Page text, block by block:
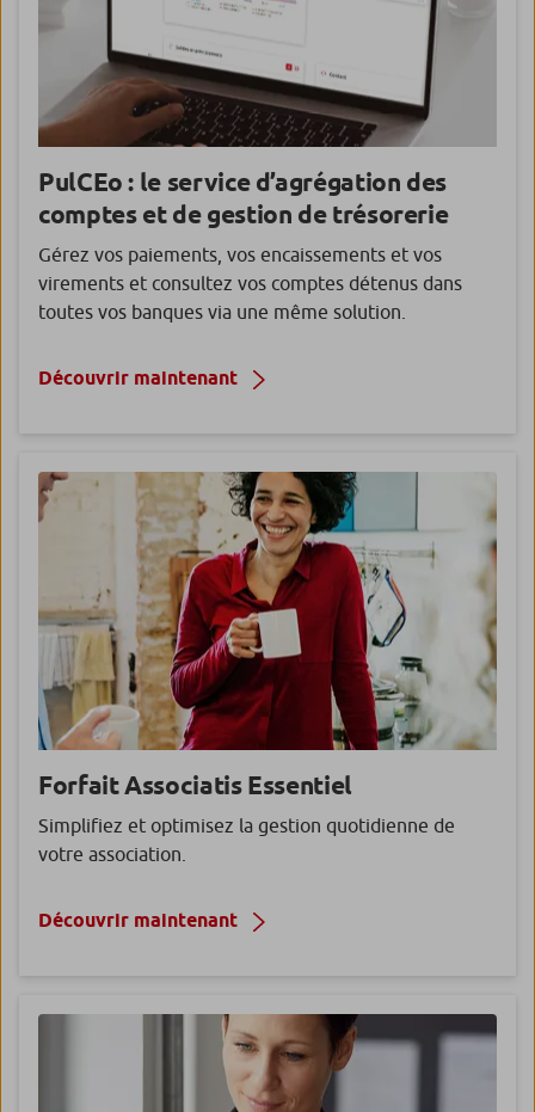
PulCEo : le service d’agrégation des
comptes et de gestion de trésorerie
Gérez vos paiements, vos encaissements et vos
virements et consultez vos comptes détenus dans
toutes vos banques via une même solution.
Découvrir maintenant
ForfaitAssociatis Essentiel
Simplifiez et optimisez la gestion quotidienne de
votre association.
Découvrir maintenant